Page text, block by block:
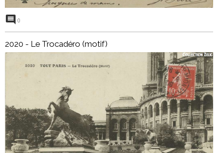
0
2020 - Le Trocadéro (motif)